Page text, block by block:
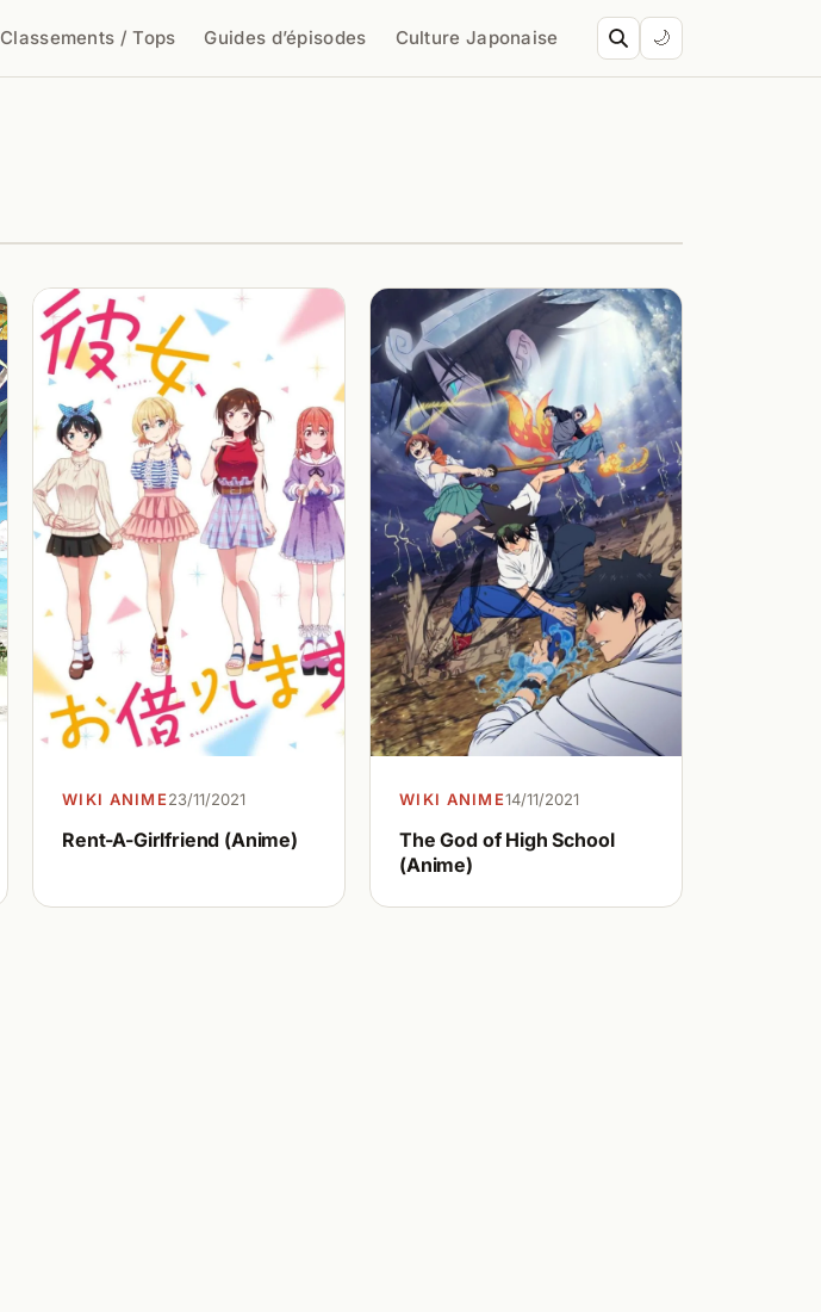
Classements / Tops Guides d’épisodes Culture Japonaise 🌙
WIKI ANIME23/11/2021
Rent-A-Girlfriend (Anime)
WIKI ANIME14/11/2021
The God of High School
(Anime)